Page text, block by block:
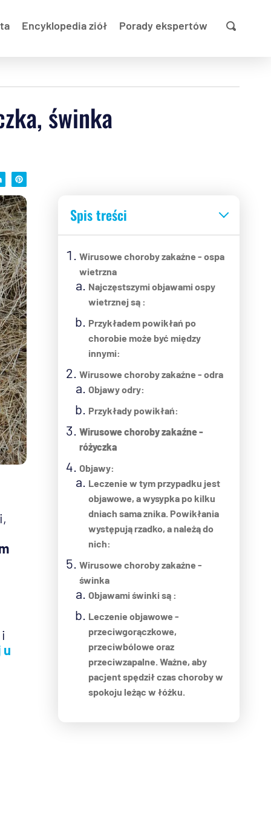
Encyklopedia ziół Porady ekspertów
świnka
u
Spis treści
Wirusowe choroby zakaźne - ospa
wietrzna
Najczęstszymi objawami ospy
wietrznej są :
Przykładem powikłań po
chorobie może być między
innymi:
Wirusowe choroby zakaźne - odra
Objawy odry:
Przykłady powikłań:
Wirusowe choroby zakaźne -
różyczka
Objawy:
Leczenie w tym przypadku jest
objawowe, a wysypka po kilku
dniach sama znika. Powikłania
występują rzadko, a należą do
nich:
Wirusowe choroby zakaźne -
świnka
Objawami świnki są :
Leczenie objawowe -
przeciwgorączkowe,
przeciwbólowe oraz
przeciwzapalne. Ważne, aby
pacjent spędził czas choroby w
spokoju leżąc w łóżku.